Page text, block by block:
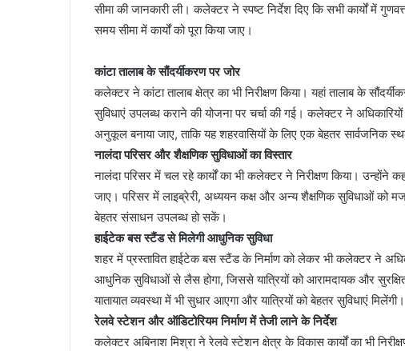
सीमा की जानकारी ली। कलेक्टर ने स्पष्ट निर्देश दिए कि सभी कार्यों में
समय सीमा में कार्यों को पूरा किया जाए।
कांटा तालाब के सौंदर्यीकरण पर जोर
कलेक्टर ने कांटा तालाब क्षेत्र का भी निरीक्षण किया। यहां तालाब के
सुविधाएं उपलब्ध कराने की योजना पर चर्चा की गई। कलेक्टर ने अधिकारियों
अनुकूल बनाया जाए, ताकि यह शहरवासियों के लिए एक बेहतर सार्वजनिक
नालंदा परिसर और शैक्षणिक सुविधाओं का विस्तार
नालंदा परिसर में चल रहे कार्यों का भी कलेक्टर ने निरीक्षण किया। उन्होंने
जाए। परिसर में लाइब्रेरी, अध्ययन कक्ष और अन्य शैक्षणिक सुविधाओं को
बेहतर संसाधन उपलब्ध हो सकें।
हाईटेक बस स्टैंड से मिलेगी आधुनिक सुविधा
शहर में प्रस्तावित हाईटेक बस स्टैंड के निर्माण को लेकर भी कलेक्टर ने
आधुनिक सुविधाओं से लैस होगा, जिससे यात्रियों को आरामदायक और
यातायात व्यवस्था में भी सुधार आएगा और यात्रियों को बेहतर सुविधाएं मिलेंगी।
रेलवे स्टेशन और ऑडिटोरियम निर्माण में तेजी लाने के निर्देश
कलेक्टर अबिनाश मिश्रा ने रेलवे स्टेशन क्षेत्र के विकास कार्यों का भी